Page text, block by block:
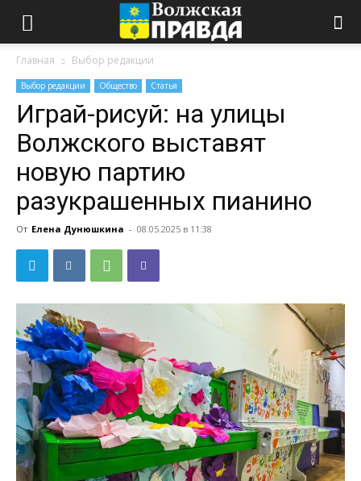
Главная Выбор редакции
Выбор редакции Общество Статья
Играй-рисуй: на улицы
Волжского выставят
новую партию
разукрашенных пианино
От Елена Дунюшкина - 08.05.2025 в 11:38